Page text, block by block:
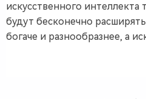
искусственного интеллекта
будут бесконечно
богаче и разнообразнее, а